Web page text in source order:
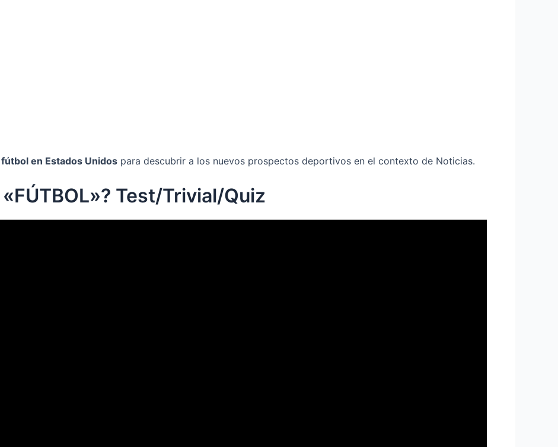
en Estados Unidos para descubrir a los nuevos prospectos deportivos en el contexto de Noticias.
Test/Trivial/Quiz